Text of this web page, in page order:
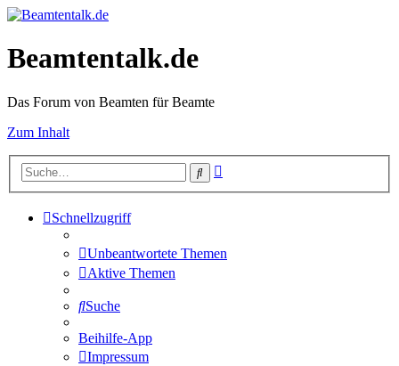
Beamtentalk.de
Das Forum von Beamten für Beamte
Zum Inhalt
Suche
Schnellzugriff
Unbeantwortete Themen
Aktive Themen
Suche
Beihilfe-App
Impressum